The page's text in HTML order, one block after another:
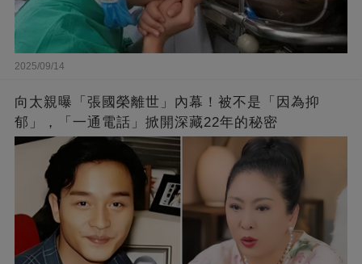
2025/09/14
向太親曝「張國榮離世」內幕！被不是「因為抑
郁」，「一通電話」掀開深藏22年的秘密